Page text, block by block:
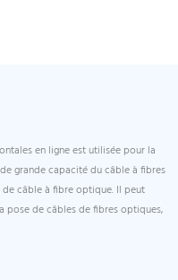
en ligne est utilisée pour la
grande capacité du câble à fibres
câble à fibre optique. Il peut
pose de câbles de fibres optiques,